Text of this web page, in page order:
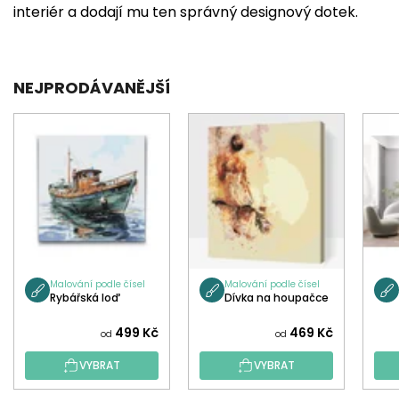
interiér a dodají mu ten správný designový dotek.
NEJPRODÁVANĚJŠÍ
Malování podle čísel
Rybářská loď
od 499 Kč
VYBRAT
Malování podle čísel
Dívka na houpačce
od 469 Kč
VYBRAT